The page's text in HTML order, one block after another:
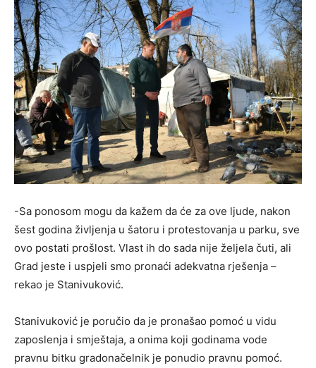
-Sa ponosom mogu da kažem da će za ove ljude, nakon
šest godina življenja u šatoru i protestovanja u parku, sve
ovo postati prošlost. Vlast ih do sada nije željela čuti, ali
Grad jeste i uspjeli smo pronaći adekvatna rješenja –
rekao je Stanivuković.
Stanivuković je poručio da je pronašao pomoć u vidu
zaposlenja i smještaja, a onima koji godinama vode
pravnu bitku gradonačelnik je ponudio pravnu pomoć.